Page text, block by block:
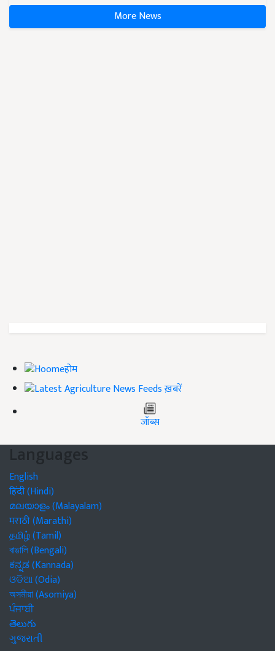
More News
होम
ख़बरें
जॉब्स
Languages
English
हिंदी (Hindi)
മലയാളം (Malayalam)
मराठी (Marathi)
தமிழ் (Tamil)
বাঙালি (Bengali)
ಕನ್ನಡ (Kannada)
ଓଡିଆ (Odia)
অসমীয়া (Asomiya)
ਪੰਜਾਬੀ
తెలుగు
ગુજરાતી